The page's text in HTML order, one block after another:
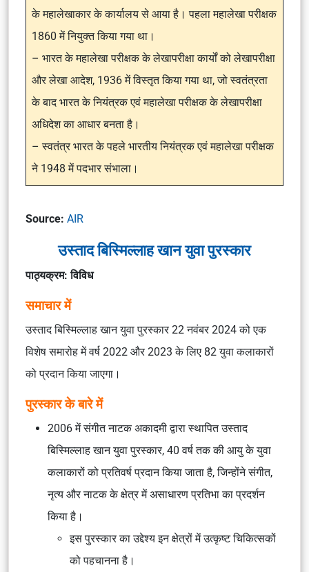
के महालेखाकार के कार्यालय से आया है। पहला महालेखा परीक्षक
1860 में नियुक्त किया गया था।
– भारत के महालेखा परीक्षक के लेखापरीक्षा कार्यों को लेखापरीक्षा
और लेखा आदेश, 1936 में विस्तृत किया गया था, जो स्वतंत्रता
के बाद भारत के नियंत्रक एवं महालेखा परीक्षक के लेखापरीक्षा
अधिदेश का आधार बनता है।
– स्वतंत्र भारत के पहले भारतीय नियंत्रक एवं महालेखा परीक्षक
ने 1948 में पदभार संभाला।
Source: AIR
उस्ताद बिस्मिल्लाह खान युवा पुरस्कार
पाठ्यक्रम: विविध
समाचार में
उस्ताद बिस्मिल्लाह खान युवा पुरस्कार 22 नवंबर 2024 को एक
विशेष समारोह में वर्ष 2022 और 2023 के लिए 82 युवा कलाकारों
को प्रदान किया जाएगा।
पुरस्कार के बारे में
2006 में संगीत नाटक अकादमी द्वारा स्थापित उस्ताद
बिस्मिल्लाह खान युवा पुरस्कार, 40 वर्ष तक की आयु के युवा
कलाकारों को प्रतिवर्ष प्रदान किया जाता है, जिन्होंने संगीत,
नृत्य और नाटक के क्षेत्र में असाधारण प्रतिभा का प्रदर्शन
किया है।
इस पुरस्कार का उद्देश्य इन क्षेत्रों में उत्कृष्ट चिकित्सकों
को पहचानना है।